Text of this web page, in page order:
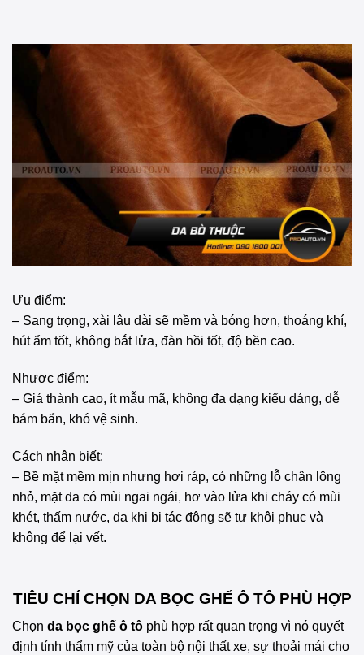
Ưu điểm:
– Sang trọng, xài lâu dài sẽ mềm và bóng hơn, thoáng khí,
hút ẩm tốt, không bắt lửa, đàn hồi tốt, độ bền cao.
Nhược điểm:
– Giá thành cao, ít mẫu mã, không đa dạng kiểu dáng, dễ
bám bẩn, khó vệ sinh.
Cách nhận biết:
– Bề mặt mềm mịn nhưng hơi ráp, có những lỗ chân lông
nhỏ, mặt da có mùi ngai ngái, hơ vào lửa khi cháy có mùi
khét, thấm nước, da khi bị tác động sẽ tự khôi phục và
không để lại vết.
TIÊU CHÍ CHỌN DA BỌC GHẾ Ô TÔ PHÙ HỢP
Chọn da bọc ghế ô tô phù hợp rất quan trọng vì nó quyết
định tính thẩm mỹ của toàn bộ nội thất xe, sự thoải mái cho